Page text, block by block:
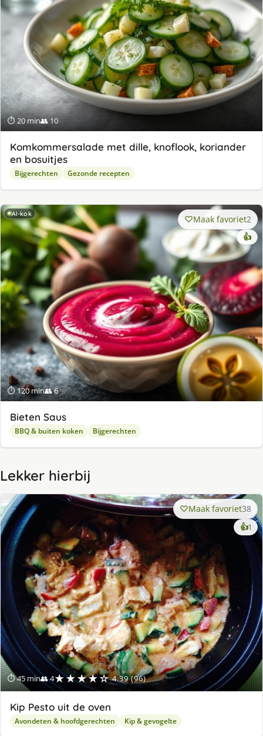
⏱ 20 min👥 10
Komkommersalade met dille, knoflook, koriander
en bosuitjes
Bijgerechten Gezonde recepten
AI-kok
⏱ 120 min👥 6
Maak favoriet2
👍
Bieten Saus
BBQ & buiten koken Bijgerechten
Lekker hierbij
⏱ 45 min👥 4★★★★☆ 4.39 (96)
Maak favoriet38
👍1
Kip Pesto uit de oven
Avondeten & hoofdgerechten Kip & gevogelte